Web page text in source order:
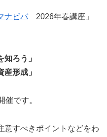
ナビバ2026年春講座」
知ろう」
産形成」
催です。
意すべきポイントなどをわ